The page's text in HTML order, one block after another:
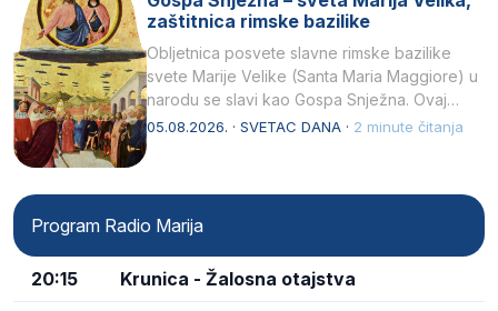
zaštitnica rimske bazilike
Obljetnica posvete slavne rimske bazilike
svete Marije Velike (Santa Maria Maggiore) u
narodu se slavi kao Gospa Snježna. Ovaj
naziv, Sancta Maria…
05.08.2026. · SVETAC DANA · 2 minute čitanja
Program Radio Marija
20:15 Krunica - Žalosna otajstva